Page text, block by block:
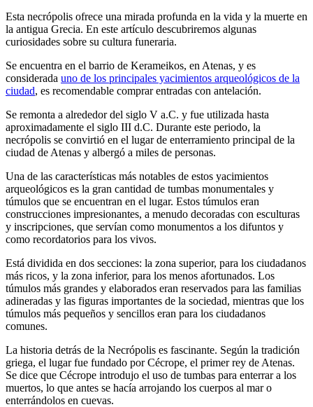
Esta necrópolis ofrece una mirada profunda en la vida y la muerte en
la antigua Grecia. En este artículo descubriremos algunas
curiosidades sobre su cultura funeraria.
Se encuentra en el barrio de Kerameikos, en Atenas, y es
considerada uno de los principales yacimientos arqueológicos de la
ciudad, es recomendable comprar entradas con antelación.
Se remonta a alrededor del siglo V a.C. y fue utilizada hasta
aproximadamente el siglo III d.C. Durante este periodo, la
necrópolis se convirtió en el lugar de enterramiento principal de la
ciudad de Atenas y albergó a miles de personas.
Una de las características más notables de estos yacimientos
arqueológicos es la gran cantidad de tumbas monumentales y
túmulos que se encuentran en el lugar. Estos túmulos eran
construcciones impresionantes, a menudo decoradas con esculturas
y inscripciones, que servían como monumentos a los difuntos y
como recordatorios para los vivos.
Está dividida en dos secciones: la zona superior, para los ciudadanos
más ricos, y la zona inferior, para los menos afortunados. Los
túmulos más grandes y elaborados eran reservados para las familias
adineradas y las figuras importantes de la sociedad, mientras que los
túmulos más pequeños y sencillos eran para los ciudadanos
comunes.
La historia detrás de la Necrópolis es fascinante. Según la tradición
griega, el lugar fue fundado por Cécrope, el primer rey de Atenas.
Se dice que Cécrope introdujo el uso de tumbas para enterrar a los
muertos, lo que antes se hacía arrojando los cuerpos al mar o
enterrándolos en cuevas.